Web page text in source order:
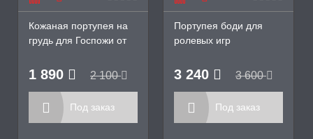
Кожаная портупея на
грудь для Госпожи от
1 890 2 100
Под заказ
Портупея боди для
ролевых игр
3 240 3 600
Под заказ